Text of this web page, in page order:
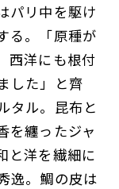
パリ中を駆け
る。「原種が
西洋にも根付
した」と齊
タル。昆布と
を纏ったジャ
と洋を繊細に
逸。鯛の皮は